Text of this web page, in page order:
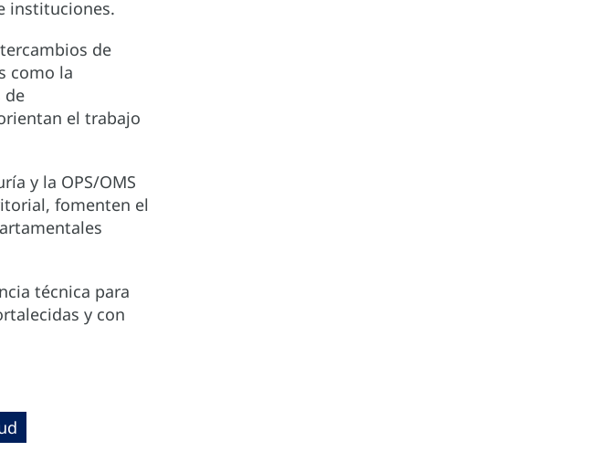
instituciones.
de
como la
de
el trabajo
y la OPS/OMS
fomenten el
técnica para
y con